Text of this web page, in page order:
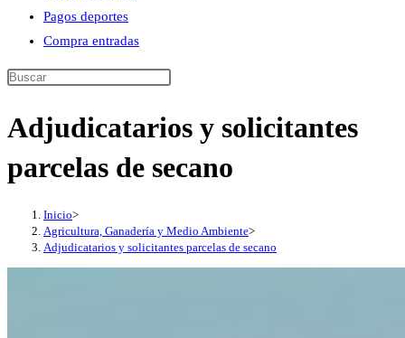
Pagos deportes
Compra entradas
Buscar
esta
Adjudicatarios y solicitantes
parcelas de secano
Inicio>
Agricultura, Ganadería y Medio Ambiente>
Adjudicatarios y solicitantes parcelas de secano